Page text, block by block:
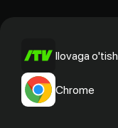
Ilovaga o'tish
Chrome